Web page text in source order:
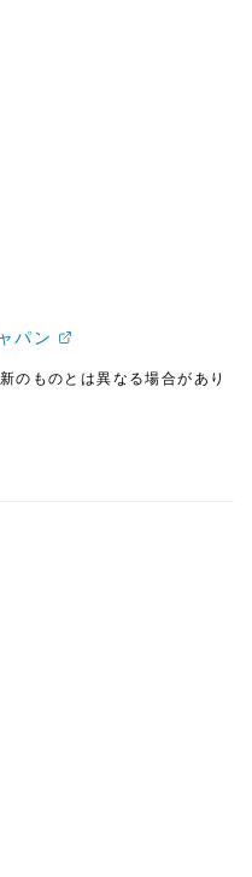
パン
のものとは異なる場合があり